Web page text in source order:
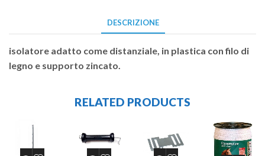
DESCRIZIONE
isolatore adatto come distanziale, in plastica con filo di
legno e supporto zincato.
RELATED PRODUCTS